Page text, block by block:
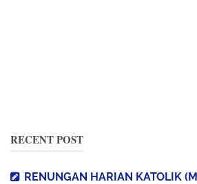
RECENT POST
RENUNGAN HARIAN KATOLIK